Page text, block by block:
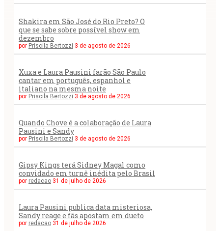
Shakira em São José do Rio Preto? O
que se sabe sobre possível show em
dezembro
por Priscila Bertozzi 3 de agosto de 2026
Xuxa e Laura Pausini farão São Paulo
cantar em português, espanhol e
italiano na mesma noite
por Priscila Bertozzi 3 de agosto de 2026
Quando Chove é a colaboração de Laura
Pausini e Sandy
por Priscila Bertozzi 3 de agosto de 2026
Gipsy Kings terá Sidney Magal como
convidado em turnê inédita pelo Brasil
por redacao 31 de julho de 2026
Laura Pausini publica data misteriosa,
Sandy reage e fãs apostam em dueto
por redacao 31 de julho de 2026